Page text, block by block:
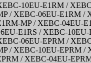
10EU-E1RM /
/ XEBC-06EU-E1RM /
MP / XEBC-04EU-
E1RS / XEBC-10EU-
06EU-EPRM /
/ XEBC-10EU-EPRM /
/ XEBC-04EU-